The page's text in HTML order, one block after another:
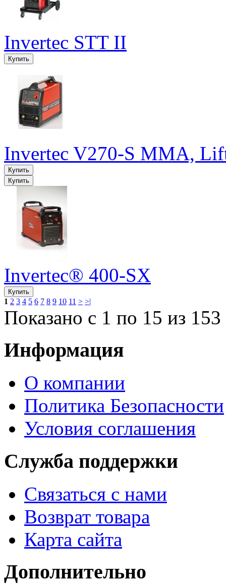
Invertec STT II
Invertec V270-S MMA,
Invertec® 400-SХ
1 2 3 4 5 6 7 8 9 10 11 > >|
Показано с 1 по 15 из
Информация
О компании
Политика Безопасности
Условия соглашения
Служба поддержки
Связаться с нами
Возврат товара
Карта сайта
Дополнительно